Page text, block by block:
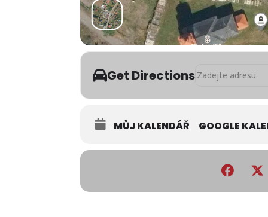
Get Directions Address - Setkání
MŮJ KALENDÁŘ GOOGLE